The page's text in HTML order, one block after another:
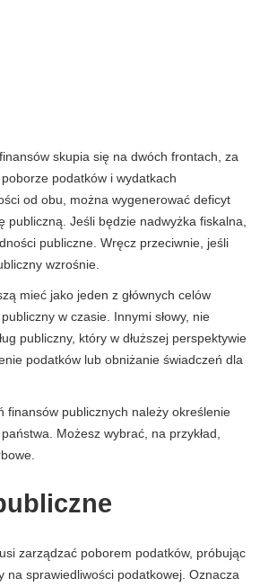
finansów skupia się na dwóch frontach, za
podatków i wydatkach
od obu, można wygenerować deficyt
publiczną. Jeśli będzie nadwyżka fiskalna,
publiczne. Wręcz przeciwnie, jeśli
wzrośnie.
mieć jako jeden z głównych celów
w czasie. Innymi słowy, nie
publiczny, który w dłuższej perspektywie
podatków lub obniżanie świadczeń dla
finansów publicznych należy określenie
Możesz wybrać, na przykład,
zarządzać poborem podatków, próbując
na sprawiedliwości podatkowej. Oznacza